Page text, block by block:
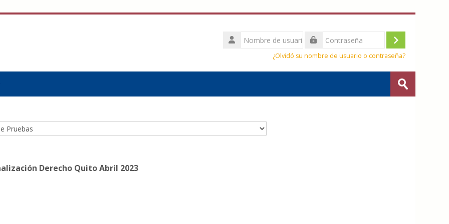
Nombre
de
Acceder
¿Olvidó su nombre de usuario o contraseña?
Enviar
Derecho Quito Abril 2023